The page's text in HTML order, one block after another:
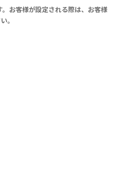
お客様が設定される際は、お客様
。